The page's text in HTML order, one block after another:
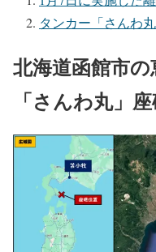
目次
1月7日に実施した
タンカー「さんわ
北海道函館市
「さんわ丸」